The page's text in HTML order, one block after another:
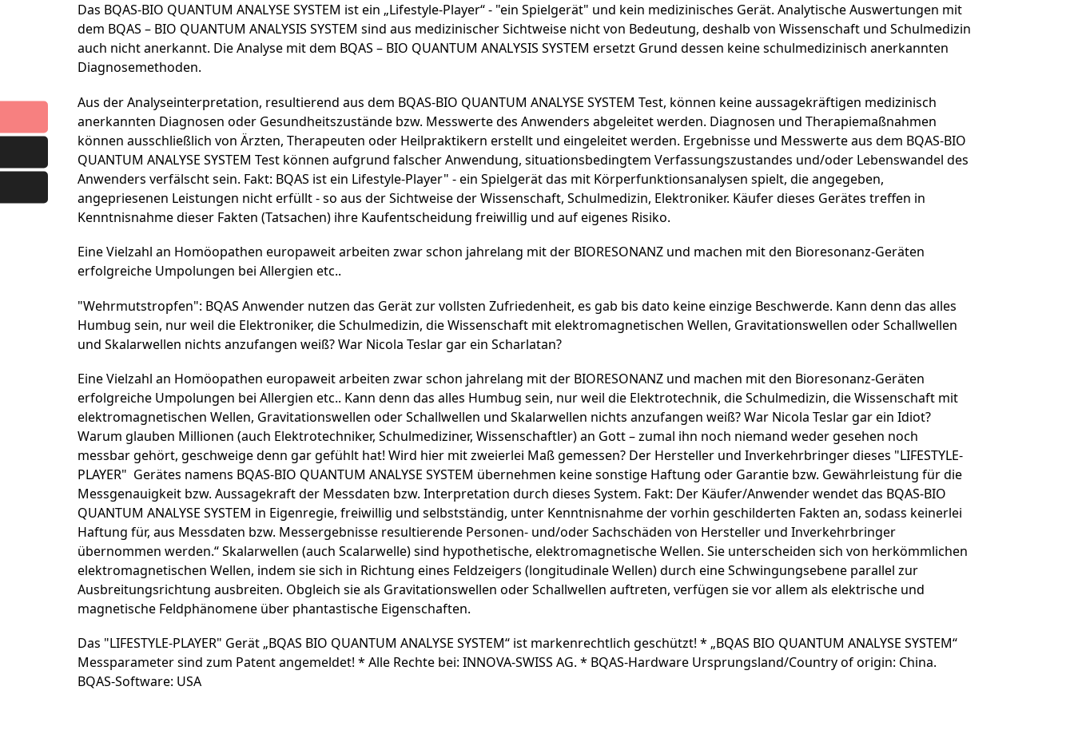
Das BQAS-BIO QUANTUM ANALYSE SYSTEM ist ein „Lifestyle-Player“ - "ein Spielgerät" und kein medizinisches Gerät. Analytische Auswertungen mit
dem BQAS – BIO QUANTUM ANALYSIS SYSTEM sind aus medizinischer Sichtweise nicht von Bedeutung, deshalb von Wissenschaft und Schulmedizin
auch nicht anerkannt. Die Analyse mit dem BQAS – BIO QUANTUM ANALYSIS SYSTEM ersetzt Grund dessen keine schulmedizinisch anerkannten
Diagnosemethoden.
Aus der Analyseinterpretation, resultierend aus dem BQAS-BIO QUANTUM ANALYSE SYSTEM Test, können keine aussagekräftigen medizinisch
anerkannten Diagnosen oder Gesundheitszustände bzw. Messwerte des Anwenders abgeleitet werden. Diagnosen und Therapiemaßnahmen
können ausschließlich von Ärzten, Therapeuten oder Heilpraktikern erstellt und eingeleitet werden. Ergebnisse und Messwerte aus dem BQAS-BIO
QUANTUM ANALYSE SYSTEM Test können aufgrund falscher Anwendung, situationsbedingtem Verfassungszustandes und/oder Lebenswandel des
Anwenders verfälscht sein. Fakt: BQAS ist ein Lifestyle-Player" - ein Spielgerät das mit Körperfunktionsanalysen spielt, die angegeben,
angepriesenen Leistungen nicht erfüllt - so aus der Sichtweise der Wissenschaft, Schulmedizin, Elektroniker. Käufer dieses Gerätes treffen in
Kenntnisnahme dieser Fakten (Tatsachen) ihre Kaufentscheidung freiwillig und auf eigenes Risiko.
Eine Vielzahl an Homöopathen europaweit arbeiten zwar schon jahrelang mit der BIORESONANZ und machen mit den Bioresonanz-Geräten
erfolgreiche Umpolungen bei Allergien etc..
"Wehrmutstropfen": BQAS Anwender nutzen das Gerät zur vollsten Zufriedenheit, es gab bis dato keine einzige Beschwerde. Kann denn das alles
Humbug sein, nur weil die Elektroniker, die Schulmedizin, die Wissenschaft mit elektromagnetischen Wellen, Gravitationswellen oder Schallwellen
und Skalarwellen nichts anzufangen weiß? War Nicola Teslar gar ein Scharlatan?
Eine Vielzahl an Homöopathen europaweit arbeiten zwar schon jahrelang mit der BIORESONANZ und machen mit den Bioresonanz-Geräten
erfolgreiche Umpolungen bei Allergien etc.. Kann denn das alles Humbug sein, nur weil die Elektrotechnik, die Schulmedizin, die Wissenschaft mit
elektromagnetischen Wellen, Gravitationswellen oder Schallwellen und Skalarwellen nichts anzufangen weiß? War Nicola Teslar gar ein Idiot?
Warum glauben Millionen (auch Elektrotechniker, Schulmediziner, Wissenschaftler) an Gott – zumal ihn noch niemand weder gesehen noch
messbar gehört, geschweige denn gar gefühlt hat! Wird hier mit zweierlei Maß gemessen? Der Hersteller und Inverkehrbringer dieses "LIFESTYLE-
PLAYER" Gerätes namens BQAS-BIO QUANTUM ANALYSE SYSTEM übernehmen keine sonstige Haftung oder Garantie bzw. Gewährleistung für die
Messgenauigkeit bzw. Aussagekraft der Messdaten bzw. Interpretation durch dieses System. Fakt: Der Käufer/Anwender wendet das BQAS-BIO
QUANTUM ANALYSE SYSTEM in Eigenregie, freiwillig und selbstständig, unter Kenntnisnahme der vorhin geschilderten Fakten an, sodass keinerlei
Haftung für, aus Messdaten bzw. Messergebnisse resultierende Personen- und/oder Sachschäden von Hersteller und Inverkehrbringer
übernommen werden.“ Skalarwellen (auch Scalarwelle) sind hypothetische, elektromagnetische Wellen. Sie unterscheiden sich von herkömmlichen
elektromagnetischen Wellen, indem sie sich in Richtung eines Feldzeigers (longitudinale Wellen) durch eine Schwingungsebene parallel zur
Ausbreitungsrichtung ausbreiten. Obgleich sie als Gravitationswellen oder Schallwellen auftreten, verfügen sie vor allem als elektrische und
magnetische Feldphänomene über phantastische Eigenschaften.
Das "LIFESTYLE-PLAYER" Gerät „BQAS BIO QUANTUM ANALYSE SYSTEM“ ist markenrechtlich geschützt! * „BQAS BIO QUANTUM ANALYSE SYSTEM“
Messparameter sind zum Patent angemeldet! * Alle Rechte bei: INNOVA-SWISS AG. * BQAS-Hardware Ursprungsland/Country of origin: China.
BQAS-Software: USA